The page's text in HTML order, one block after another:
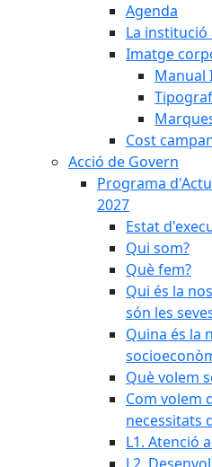
Agenda
La institució
Imatge
Manual
Cost
Acció de Govern
Programa
2027
Estat
Qui som?
Què fem?
Qui és la
són les
Quina és la
Què volem
Com volem
necessitats
L1. Atenció